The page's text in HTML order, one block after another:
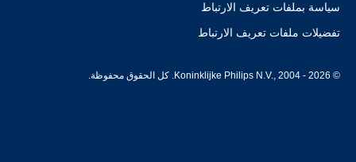
سياسة بملفات تعريف الارتباط
تفضيلات ملفات تعريف الارتباط
© Koninklijke Philips N.V., 2004 - 2026. كل الحقوق محفوظة.